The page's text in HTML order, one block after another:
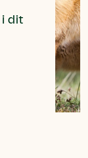
i dit